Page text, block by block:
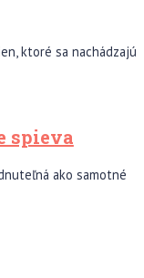
ktoré sa nachádzajú
spieva
ako samotné